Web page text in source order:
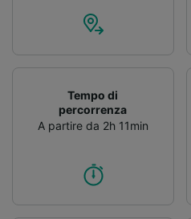
Tempo di
percorrenza
A partire da 2h 11min